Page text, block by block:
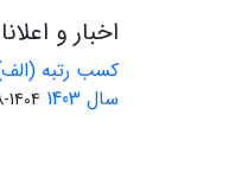
اخبار و
کسب رتبه
سال 1403
1404-08-01